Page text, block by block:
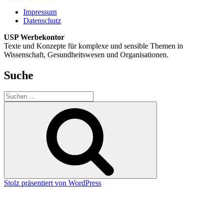
Impressum
Datenschutz
USP Werbekontor
Texte und Konzepte für komplexe und sensible Themen in
Wissenschaft, Gesundheitswesen und Organisationen.
Suche
Suche
nach:
Stolz präsentiert von WordPress